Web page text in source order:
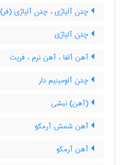
چدن آلیاژی ، چدن آلیاژی (فر)
چدن آلیاژی
آهن آلفا ، آهن نرم ، فریت
چدن آلومینیم دار
(آهن) نبشی
آهن شمش آرمکو
آهن آرمکو